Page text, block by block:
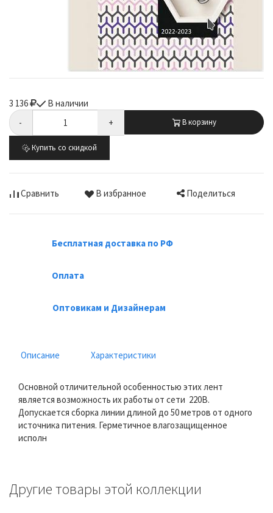
3 136
В наличии
-
+ В корзину
Купить со скидкой
Сравнить В избранное Поделиться
Бесплатная доставка по РФ
Оплата
Оптовикам и Дизайнерам
Описание Характеристики
Основной отличительной особенностью этих лент
является возможность их работы от сети 220В.
Допускается сборка линии длиной до 50 метров от одного
источника питения. Герметичное влагозащищенное
исполн
Другие товары этой коллекции